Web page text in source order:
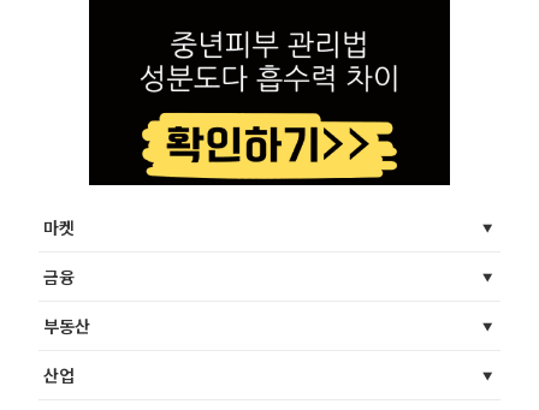
마켓
금융
부동산
산업